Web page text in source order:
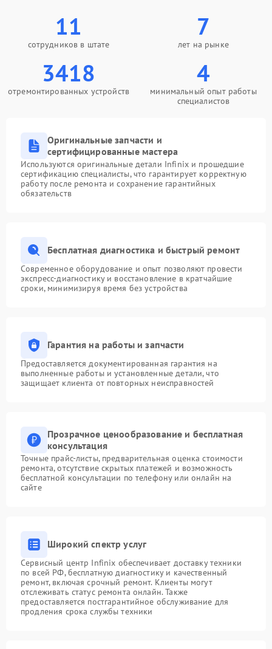
11
сотрудников в штате
7
лет на рынке
3418
отремонтированных устройств
4
минимальный опыт работы
специалистов
Оригинальные запчасти и
сертифицированные мастера
Используются оригинальные детали Infinix и прошедшие
сертификацию специалисты, что гарантирует корректную
работу после ремонта и сохранение гарантийных
обязательств
Бесплатная диагностика и быстрый ремонт
Современное оборудование и опыт позволяют провести
экспресс-диагностику и восстановление в кратчайшие
сроки, минимизируя время без устройства
Гарантия на работы и запчасти
Предоставляется документированная гарантия на
выполненные работы и установленные детали, что
защищает клиента от повторных неисправностей
Прозрачное ценообразование и бесплатная
консультация
Точные прайс-листы, предварительная оценка стоимости
ремонта, отсутствие скрытых платежей и возможность
бесплатной консультации по телефону или онлайн на
сайте
Широкий спектр услуг
Сервисный центр Infinix обеспечивает доставку техники
по всей РФ, бесплатную диагностику и качественный
ремонт, включая срочный ремонт. Клиенты могут
отслеживать статус ремонта онлайн. Также
предоставляется постгарантийное обслуживание для
продления срока службы техники